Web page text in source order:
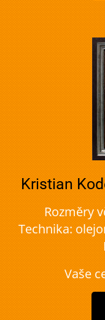
Kristian
Rozměry
Technika:
Vaše